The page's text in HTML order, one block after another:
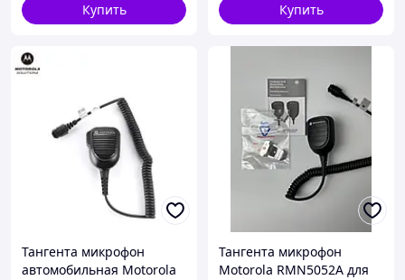
Купить Купить
Тангента микрофон
автомобильная Motorola
Тангента микрофон
Motorola RMN5052A для